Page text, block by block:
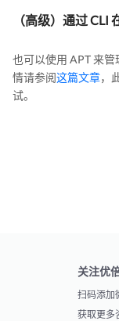
（高级）通过 CLI
也可以使用 APT 来
情请参阅这篇文章，
试。
关注优
扫码添加
获取更多